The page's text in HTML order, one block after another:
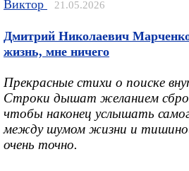
Виктор 21.05.2026
Дмитрий Николаевич
жизнь, мне ничего
Прекрасные стихи о поиске
Строки дышат желанием
чтобы наконец услышать
между шумом жизни и
очень точно.